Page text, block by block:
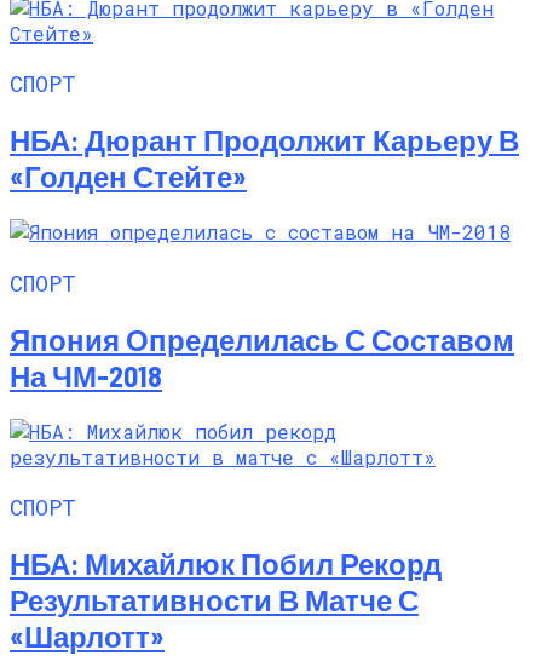
СПОРТ
НБА: Дюрант Продолжит Карьеру В
«Голден Стейте»
СПОРТ
Япония Определилась С Составом
На ЧМ-2018
СПОРТ
НБА: Михайлюк Побил Рекорд
Результативности В Матче С
«Шарлотт»